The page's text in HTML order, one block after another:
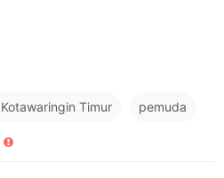
Kotawaringin Timur pemuda